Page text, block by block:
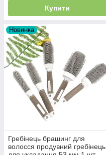
Купити
Новинка
Гребінець брашинг для
волосся продувний гребінець